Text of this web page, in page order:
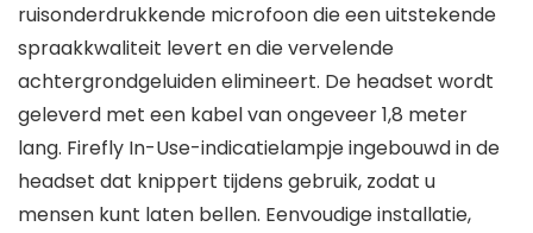
ruisonderdrukkende microfoon die een uitstekende
spraakkwaliteit levert en die vervelende
achtergrondgeluiden elimineert. De headset wordt
geleverd met een kabel van ongeveer 1,8 meter
lang. Firefly In-Use-indicatielampje ingebouwd in de
headset dat knippert tijdens gebruik, zodat u
mensen kunt laten bellen. Eenvoudige installatie,